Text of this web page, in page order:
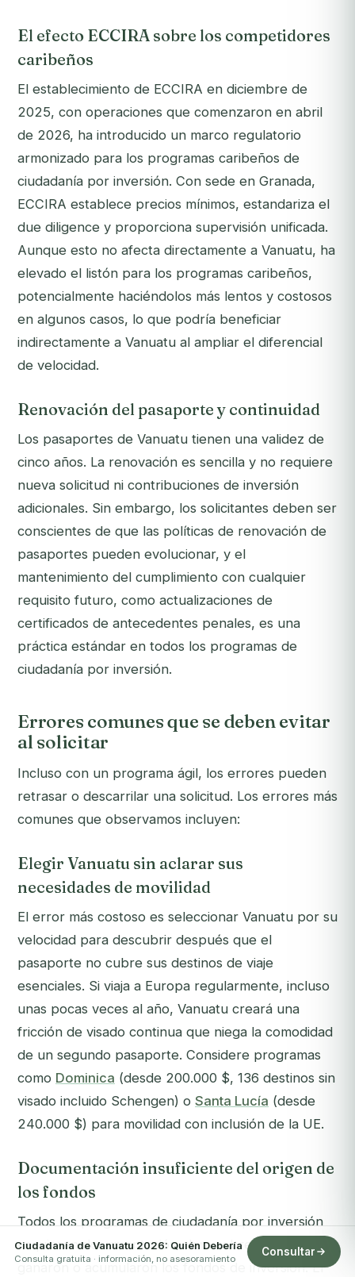
El efecto ECCIRA sobre los competidores
caribeños
El establecimiento de ECCIRA en diciembre de
2025, con operaciones que comenzaron en abril
de 2026, ha introducido un marco regulatorio
armonizado para los programas caribeños de
ciudadanía por inversión. Con sede en Granada,
ECCIRA establece precios mínimos, estandariza el
due diligence y proporciona supervisión unificada.
Aunque esto no afecta directamente a Vanuatu, ha
elevado el listón para los programas caribeños,
potencialmente haciéndolos más lentos y costosos
en algunos casos, lo que podría beneficiar
indirectamente a Vanuatu al ampliar el diferencial
de velocidad.
Renovación del pasaporte y continuidad
Los pasaportes de Vanuatu tienen una validez de
cinco años. La renovación es sencilla y no requiere
nueva solicitud ni contribuciones de inversión
adicionales. Sin embargo, los solicitantes deben ser
conscientes de que las políticas de renovación de
pasaportes pueden evolucionar, y el
mantenimiento del cumplimiento con cualquier
requisito futuro, como actualizaciones de
certificados de antecedentes penales, es una
práctica estándar en todos los programas de
ciudadanía por inversión.
Errores comunes que se deben evitar
al solicitar
Incluso con un programa ágil, los errores pueden
retrasar o descarrilar una solicitud. Los errores más
comunes que observamos incluyen:
Elegir Vanuatu sin aclarar sus
necesidades de movilidad
El error más costoso es seleccionar Vanuatu por su
velocidad para descubrir después que el
pasaporte no cubre sus destinos de viaje
esenciales. Si viaja a Europa regularmente, incluso
unas pocas veces al año, Vanuatu creará una
fricción de visado continua que niega la comodidad
de un segundo pasaporte. Considere programas
como Dominica (desde 200.000 $, 136 destinos sin
visado incluido Schengen) o Santa Lucía (desde
240.000 $) para movilidad con inclusión de la UE.
Documentación insuficiente del origen de
los fondos
Todos los programas de ciudadanía por inversión
requieren documentación clara sobre cómo se
ganaron o acumularon los fondos de inversión. El
Ciudadanía de Vanuatu 2026: Quién Debería
Consulta gratuita · información, no asesoramiento
Consultar